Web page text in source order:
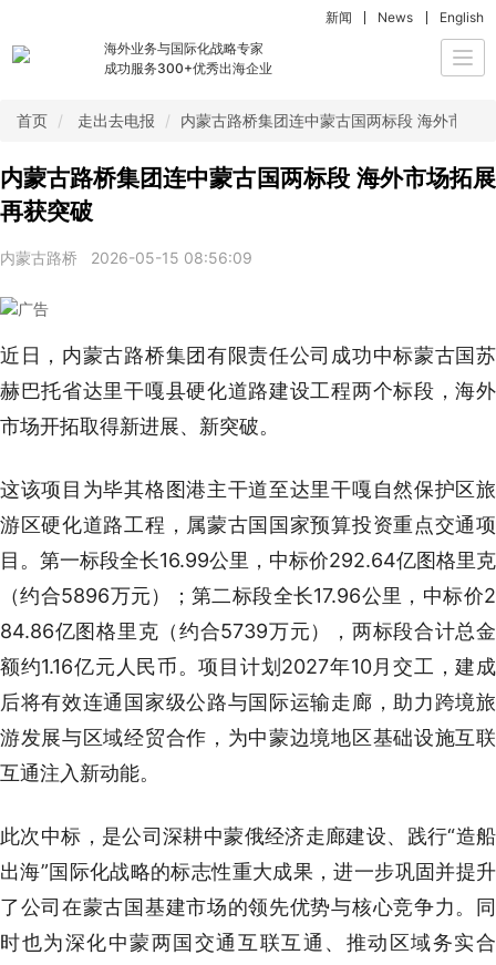
海外业务与国际化战略专家
成功服务300+优秀出海企业
新闻 News English
首页 走出去电报 内蒙古路桥集团连中蒙古国两标段 海外市场
内蒙古路桥集团连中蒙古国两标段 海外市场拓展
再获突破
内蒙古路桥 2026-05-15 08:56:09
近日，内蒙古路桥集团有限责任公司成功中标蒙古国苏
赫巴托省达里干嘎县硬化道路建设工程两个标段，海外
市场开拓取得新进展、新突破。
这该项目为毕其格图港主干道至达里干嘎自然保护区旅
游区硬化道路工程，属蒙古国国家预算投资重点交通项
目。第一标段全长16.99公里，中标价292.64亿图格里克
（约合5896万元）；第二标段全长17.96公里，中标价2
84.86亿图格里克（约合5739万元），两标段合计总金
额约1.16亿元人民币。项目计划2027年10月交工，建成
后将有效连通国家级公路与国际运输走廊，助力跨境旅
游发展与区域经贸合作，为中蒙边境地区基础设施互联
互通注入新动能。
此次中标，是公司深耕中蒙俄经济走廊建设、践行“造船
出海”国际化战略的标志性重大成果，进一步巩固并提升
了公司在蒙古国基建市场的领先优势与核心竞争力。同
时也为深化中蒙两国交通互联互通、推动区域务实合